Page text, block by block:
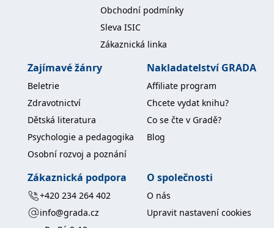
Obchodní podmínky
Sleva ISIC
Zákaznická linka
Zajímavé žánry
Beletrie
Zdravotnictví
Dětská literatura
Psychologie a pedagogika
Osobní rozvoj a poznání
Nakladatelství GRADA
Affiliate program
Chcete vydat knihu?
Co se čte v Gradě?
Blog
Zákaznická podpora
+420 234 264 402
info@grada.cz
O společnosti
O nás
Upravit nastavení cookies